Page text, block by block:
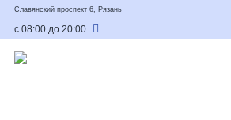
Славянский проспект 6, Рязань
с 08:00 до 20:00